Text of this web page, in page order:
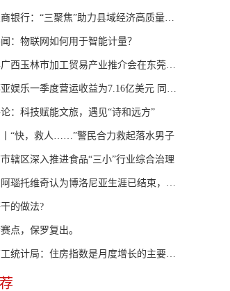
银行：“三聚焦”助力县域经济高质量发展
：物联网如何用于智能计量？
西玉林市加工贸易产业推介会在东莞成功举办
乐一季度营运收益为7.16亿美元 同比增加51%
：科技赋能文旅，遇见“诗和远方”
“快，救人……”警民合力救起落水男子
辖区深入推进食品“三小”行业综合治理
瑙托维奇认为博洛尼亚生涯已结束，比起罗马
的做法?
点，保罗复出。
统计局：住房指数是月度增长的主要贡献项